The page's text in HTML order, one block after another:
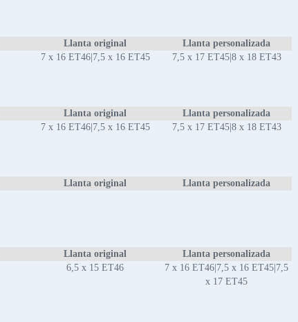
Llanta original
Llanta personalizada
7 x 16 ET46|7,5 x 16 ET45 7,5 x 17 ET45|8 x 18 ET43
Llanta original
Llanta personalizada
7 x 16 ET46|7,5 x 16 ET45 7,5 x 17 ET45|8 x 18 ET43
Llanta original
Llanta personalizada
Llanta original
Llanta personalizada
6,5 x 15 ET46
7 x 16 ET46|7,5 x 16 ET45|7,5
x 17 ET45